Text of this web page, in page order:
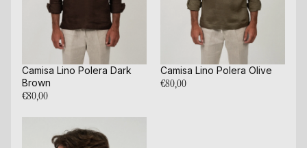
Camisa Lino Polera Dark
Brown
€80,00
Camisa Lino Polera Olive
€80,00